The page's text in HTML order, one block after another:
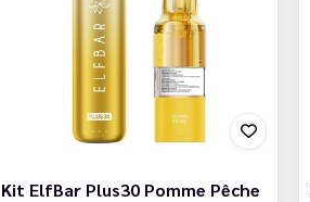
Kit ElfBar Plus30 Pomme Pêche